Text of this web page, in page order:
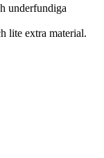
underfundiga
lite extra material.